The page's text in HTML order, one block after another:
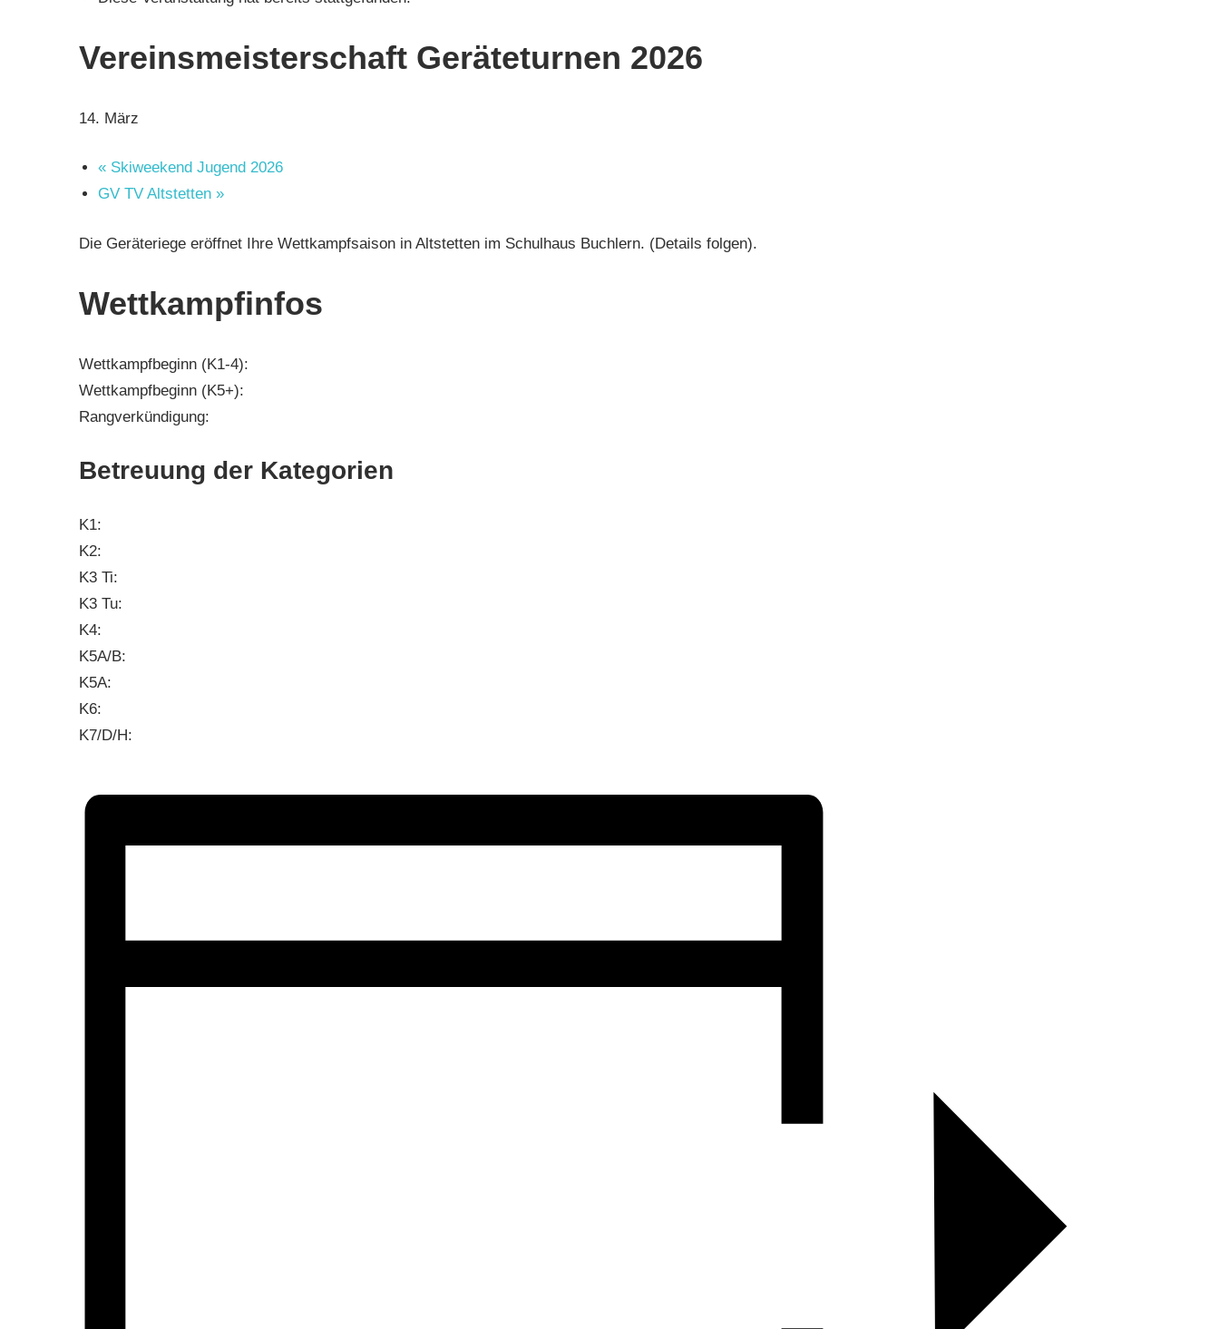
Vereinsmeisterschaft Geräteturnen 2026
14. März
« Skiweekend Jugend 2026
GV TV Altstetten»
Die Geräteriege eröffnet Ihre Wettkampfsaison in Altstetten im Schulhaus Buchlern. (Details folgen).
Wettkampfinfos
Wettkampfbeginn (K1-4):
Wettkampfbeginn (K5+):
Rangverkündigung:
Betreuung der Kategorien
K1:
K2:
K3 Ti:
K3 Tu:
K4:
K5A/B:
K5A:
K6:
K7/D/H: